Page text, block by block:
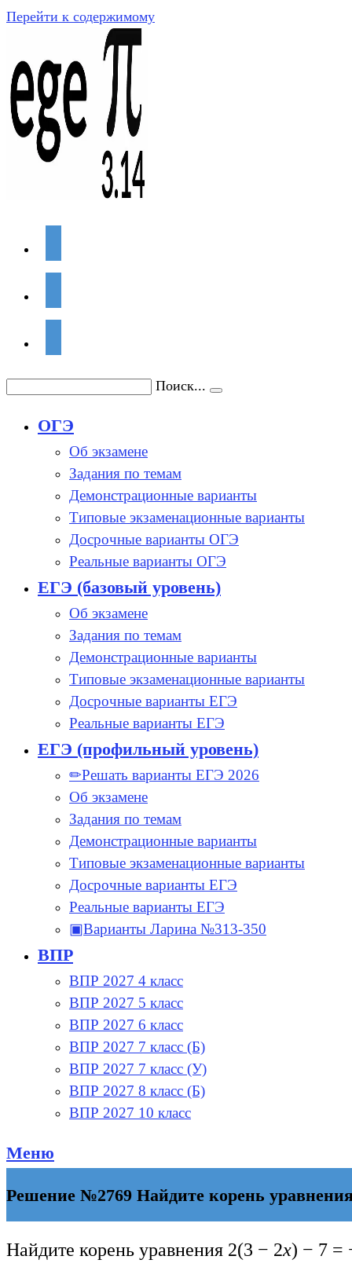
Перейти к содержимому
Поиск...
ОГЭ
Об экзамене
Задания по темам
Демонстрационные варианты
Типовые экзаменационные варианты
Досрочные варианты ОГЭ
Реальные варианты ОГЭ
ЕГЭ (базовый уровень)
Об экзамене
Задания по темам
Демонстрационные варианты
Типовые экзаменационные варианты
Досрочные варианты ЕГЭ
Реальные варианты ЕГЭ
ЕГЭ (профильный уровень)
✏Решать варианты ЕГЭ 2026
Об экзамене
Задания по темам
Демонстрационные варианты
Типовые экзаменационные варианты
Досрочные варианты ЕГЭ
Реальные варианты ЕГЭ
▣Варианты Ларина №313-350
ВПР
ВПР 2027 4 класс
ВПР 2027 5 класс
ВПР 2027 6 класс
ВПР 2027 7 класс (Б)
ВПР 2027 7 класс (У)
ВПР 2027 8 класс (Б)
ВПР 2027 10 класс
Меню
Решение №2769 Найдите корень
Найдите корень уравнения 2(3 − 2x) − 7 =